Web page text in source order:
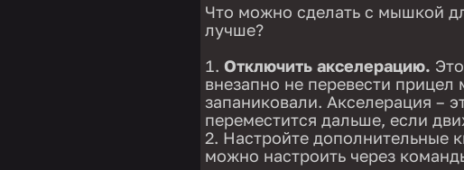
Что можно сделать с мышкой
лучше?
Отключить акселерацию.
внезапно не перевести
запаниковали. Акселерация –
переместится дальше, если
Настройте дополнительные
можно настроить через